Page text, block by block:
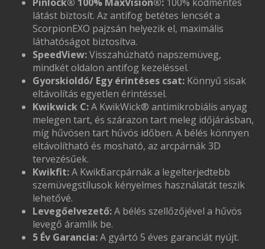
látást biztosít. Az antifog betétes lencsét a
ScorpionEXO pajzsán helyezik el, maximális
láthatóságot biztosítva.
SpeedView:Visszahúzható napszemüveg,
mindkét oldalon antifog kezeléssel.
Gyorskioldó/ Egy érintéses csat: Könnyű sisak
eltávolítás egyetlen érintéssel.
Kwikwick C:A KwikWick® antimikrobiális anyag
melegen tart, és szárazon tart meleg időjárásban,
míg hűvösen tart hűvös időben. A bélés könnyen
eltávolítható és mosható, az arcpárnák 3D
tervezésűek.
Kwikfit:A Kwikfit arcpárnák a legelterjedtebb
szemüvegstílusok kényelmes használatát teszik
lehetővé.
Levegőelvezető:A bélés szellőzőjével a hűvös
levegő áramlik be.
5 Év Garancia:A gyártó 5 éves garanciát nyújt.